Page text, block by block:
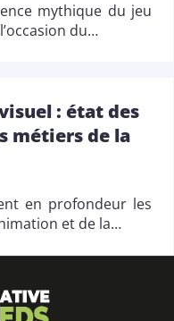
mythique du jeu
du…
: état des
métiers de la
en profondeur les
et de la…